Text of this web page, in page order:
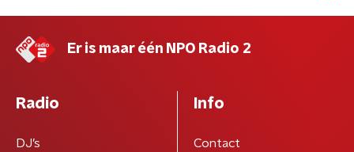
Er is maar één NPO Radio 2
Radio
DJ’s
Info
Contact